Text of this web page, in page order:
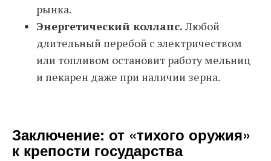
рынка.
Энергетический коллапс. Любой
длительный перебой с электричеством
или топливом остановит работу мельниц
и пекарен даже при наличии зерна.
Заключение: от «тихого оружия»
к крепости государства